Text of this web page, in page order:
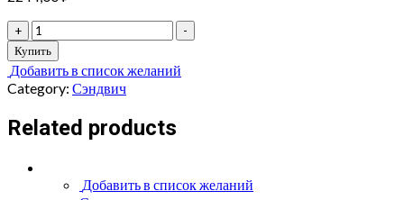
+
сэндвич
ф110х200
L-
1,0м
(430/0,5мм
+
оцинк.)
-
Купить
Добавить в список желаний
Category: Сэндвич
Related products
Добавить в список желаний